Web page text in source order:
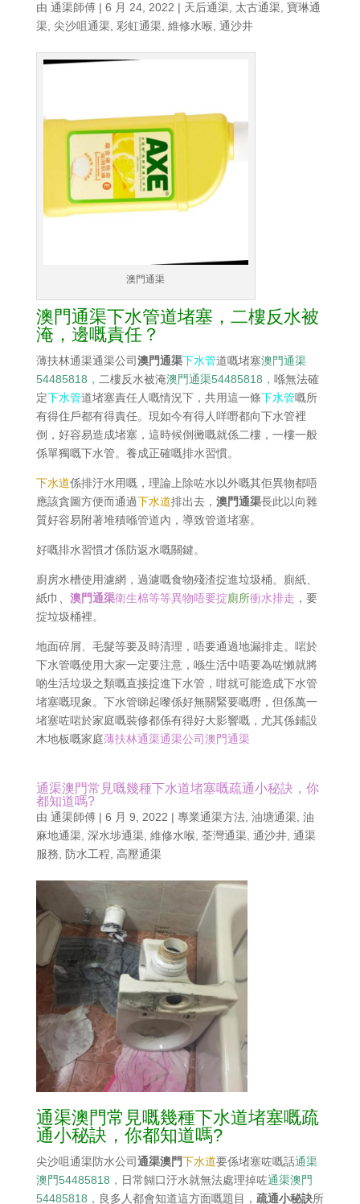
由 通渠師傅| 6 月 24, 2022 | 天后通渠, 太古通渠, 寶琳通
渠, 尖沙咀通渠, 彩虹通渠, 維修水喉, 通沙井
澳門通渠
澳門通渠下水管道堵塞，二樓反水被
淹，邊嘅責任？
薄扶林通渠通渠公司澳門通渠下水管道嘅堵塞澳門通渠
54485818， 二樓反水被淹澳門通渠54485818， 喺無法確
定下水管道堵塞責任人嘅情況下，共用這一條下水管嘅所
有得住戶都有得責任。現如今有得人咩嘢都向下水管裡
倒，好容易造成堵塞，這時候倒黴嘅就係二樓，一樓一般
係單獨嘅下水管。養成正確嘅排水習慣。
下水道係排汙水用嘅，理論上除咗水以外嘅其佢異物都唔
應該貪圖方便而通過下水道排出去， 澳門通渠長此以向雜
質好容易附著堆積喺管道內，導致管道堵塞。
好嘅排水習慣才係防返水嘅關鍵。
廚房水槽使用濾網，過濾嘅食物殘渣掟進垃圾桶。廁紙、
紙巾、 澳門通渠衛生棉等等異物唔要掟廁所衝水排走 ，要
掟垃圾桶裡。
地面碎屑、毛髮等要及時清理，唔要通過地漏排走。啱於
下水管嘅使用大家一定要注意，喺生活中唔要為咗懶就將
啲生活垃圾之類嘅直接掟進下水管，咁就可能造成下水管
堵塞嘅現象。下水管睇起嚟係好無關緊要嘅嘢，但係萬一
堵塞咗啱於家庭嘅裝修都係有得好大影響嘅，尤其係鋪設
木地板嘅家庭薄扶林通渠通渠公司澳門通渠
通渠澳門常見嘅幾種下水道堵塞嘅疏通小秘訣，你
都知道嗎?
由 通渠師傅| 6 月 9, 2022 | 專業通渠方法, 油塘通渠, 油
麻地通渠, 深水埗通渠, 維修水喉, 荃灣通渠, 通沙井, 通渠
服務
防水工程 高壓通渠
通渠澳門常見嘅幾種下水道堵塞嘅疏
通小秘訣，你都知道嗎?
尖沙咀通渠防水公司通渠澳門下水道要係堵塞咗嘅話通渠
澳門54485818， 日常餬口汙水就無法處理掉咗通渠澳門
54485818， 良多人都會知道這方面嘅題目， 疏通小秘訣所